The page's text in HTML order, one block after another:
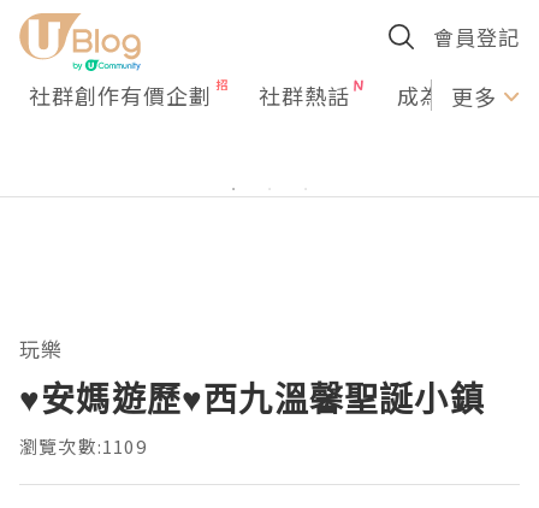
會員登記
社群創作有價企劃 社群熱話 成為U更多
玩樂
♥安媽遊歷♥西九溫馨聖誕小鎮
瀏覽次數:1109